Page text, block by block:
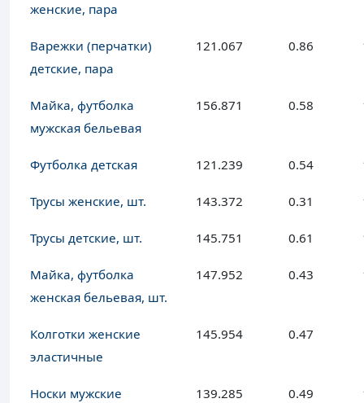
женские, пара
Варежки (перчатки)
детские, пара
121.067 0.86
Майка, футболка
мужская бельевая
156.871 0.58
Футболка детская 121.239 0.54
Трусы женские, шт. 143.372 0.31
Трусы детские, шт. 145.751 0.61
Майка, футболка
женская бельевая, шт.
147.952 0.43
Колготки женские
эластичные
145.954 0.47
Носки мужские 139.285 0.49